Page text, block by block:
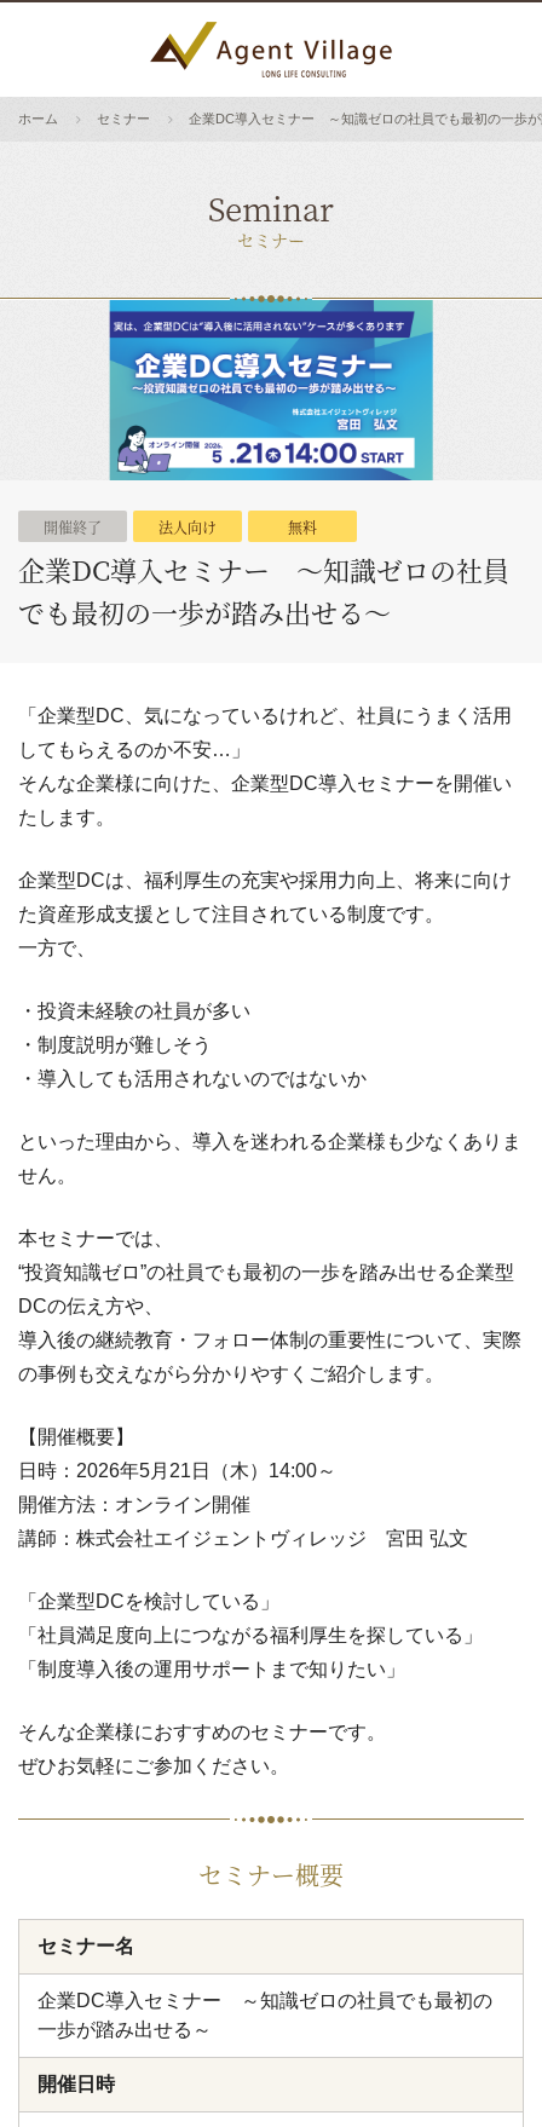
ホーム セミナー 企業DC導入セミナー ～知識ゼロの社員でも最初の一歩
Seminar
セミナー
開催終了 法人向け 無料
企業DC導入セミナー ～知識ゼロの社員
でも最初の一歩が踏み出せる～
「企業型DC、気になっているけれど、社員にうまく活用
してもらえるのか不安…」
そんな企業様に向けた、企業型DC導入セミナーを開催い
たします。
企業型DCは、福利厚生の充実や採用力向上、将来に向け
た資産形成支援として注目されている制度です。
一方で、
・投資未経験の社員が多い
・制度説明が難しそう
・導入しても活用されないのではないか
といった理由から、導入を迷われる企業様も少なくありま
せん。
本セミナーでは、
“投資知識ゼロ”の社員でも最初の一歩を踏み出せる企業型
DCの伝え方や、
導入後の継続教育・フォロー体制の重要性について、実際
の事例も交えながら分かりやすくご紹介します。
【開催概要】
日時：2026年5月21日（木）14:00～
開催方法：オンライン開催
講師：株式会社エイジェントヴィレッジ 宮田 弘文
「企業型DCを検討している」
「社員満足度向上につながる福利厚生を探している」
「制度導入後の運用サポートまで知りたい」
そんな企業様におすすめのセミナーです。
ぜひお気軽にご参加ください。
セミナー概要
セミナー名
企業DC導入セミナー ～知識ゼロの社員でも最初の
一歩が踏み出せる～
開催日時